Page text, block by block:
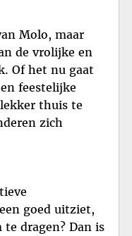
Molo, maar
de vrolijke en
Of het nu gaat
feestelijke
thuis te
zich
goed uitziet,
dragen? Dan is